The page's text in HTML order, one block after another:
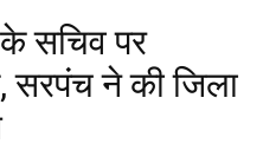
के सचिव पर
सरपंच ने की जिला